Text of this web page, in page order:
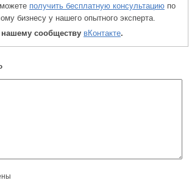
получить бесплатную консультацию по
бизнесу у нашего опытного эксперта.
сообществу вКонтакте.